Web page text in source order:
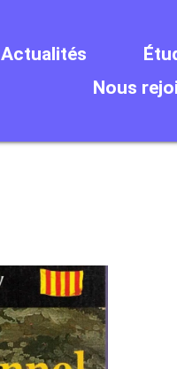
Actualités
Nous